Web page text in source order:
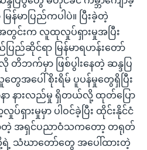
မာပြည်ကပါပဲ။ ပြီးခဲ့တဲ့
တွင်းက လူထုလှုပ်ရှားမှုအပြီး
ြည်ဆိုင်ရာ မြန်မာရဟန်းတော်
ဘက်မှာ ဖြစ်ပွါးနေတဲ့ ဆန္ဒပြ
ပေါ် စိုးရိမ် ပူပန်မှုတွေရှိပြီး
ာ နားလည်မှု ရှိတယ်လို့ ထုတ်ပြော
ားမှုမှာ ပါဝင်ခဲ့ပြီး ထိုင်းနိုင်ငံ
ာတဲ့ အရှင်ပညာဝံသကတော့ တရုတ်
တို့ရဲ့ သံဃာတော်တွေ အပေါ်ထားတဲ့